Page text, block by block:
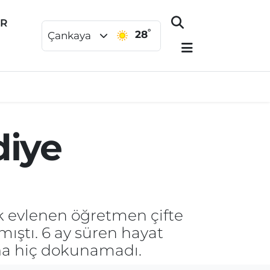
Çankaya 28°
evlenen öğretmen çifte
6 ay süren hayat
hiç dokunamadı.